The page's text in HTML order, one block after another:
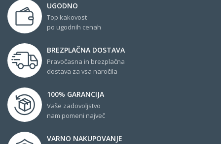
UGODNO
Top kakovost
po ugodnih cenah
BREZPLAČNA DOSTAVA
Pravočasna in brezplačna
dostava za vsa naročila
100% GARANCIJA
Vaše zadovoljstvo
nam pomeni največ
VARNO NAKUPOVANJE